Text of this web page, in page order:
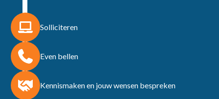
Solliciteren
Even bellen
Kennismaken en jouw wensen bespreken